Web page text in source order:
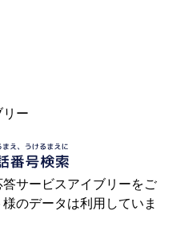
リー
サービスアイブリーをご
のデータは利用していま